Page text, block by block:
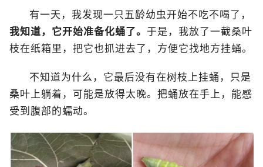
有一天，我发现一只五龄幼虫开始不吃不喝了，
我知道，它开始准备化蛹了。 于是，我放了一截桑叶
枝在纸箱里，把它也抓进去了，方便它找地方挂蛹。
不知道为什么，它最后没有在树枝上挂蛹，只是
桑叶上躺着，可能是放得太晚。把蛹放在手上，能感
受到腹部的蠕动。